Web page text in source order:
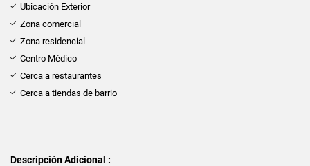
Ubicación Exterior
Zona comercial
Zona residencial
Centro Médico
Cerca a restaurantes
Cerca a tiendas de barrio
Descripción Adicional :